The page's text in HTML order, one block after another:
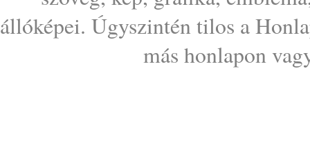
állóképei. Úgyszintén tilos a
más honlapon